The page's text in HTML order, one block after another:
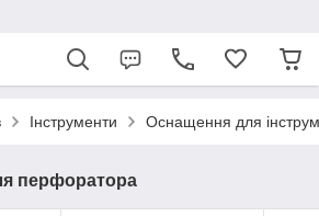
Інструменти Оснащення для
перфоратора